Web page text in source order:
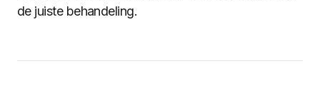
de juiste behandeling.